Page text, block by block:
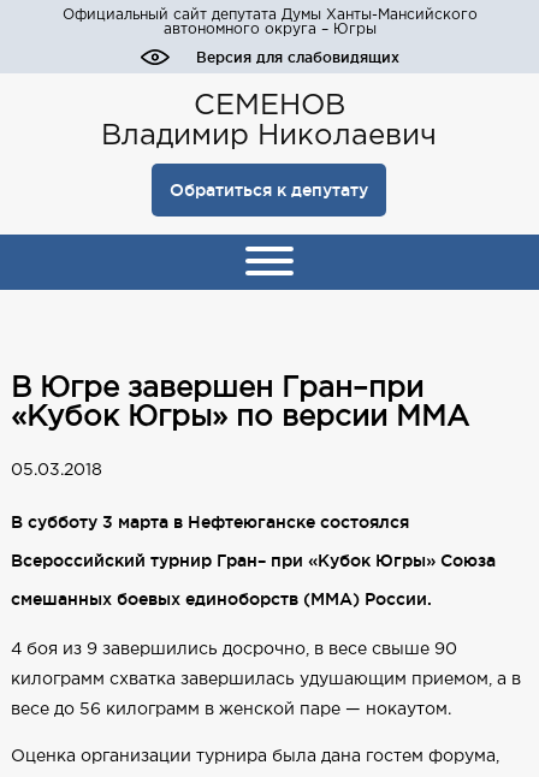
Официальный сайт депутата Думы Ханты-Мансийского
автономного округа – Югры
Версия для слабовидящих
СЕМЕНОВ
Владимир Николаевич
Обратиться к депутату
В Югре завершен Гран–при
«Кубок Югры» по версии ММА
05.03.2018
В субботу 3 марта в Нефтеюганске состоялся
Всероссийский турнир Гран– при «Кубок Югры» Союза
смешанных боевых единоборств (ММА) России.
4 боя из 9 завершились досрочно, в весе свыше 90
килограмм схватка завершилась удушающим приемом, а в
весе до 56 килограмм в женской паре — нокаутом.
Оценка организации турнира была дана гостем форума,